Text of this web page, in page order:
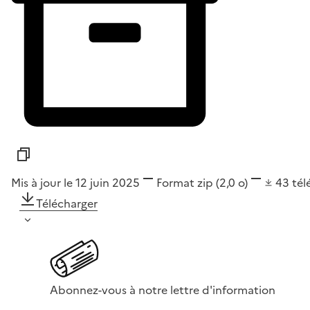
Mis à jour le 12 juin 2025 Format zip (2,0 o) 43
Télécharger
Abonnez-vous à notre lettre d'information